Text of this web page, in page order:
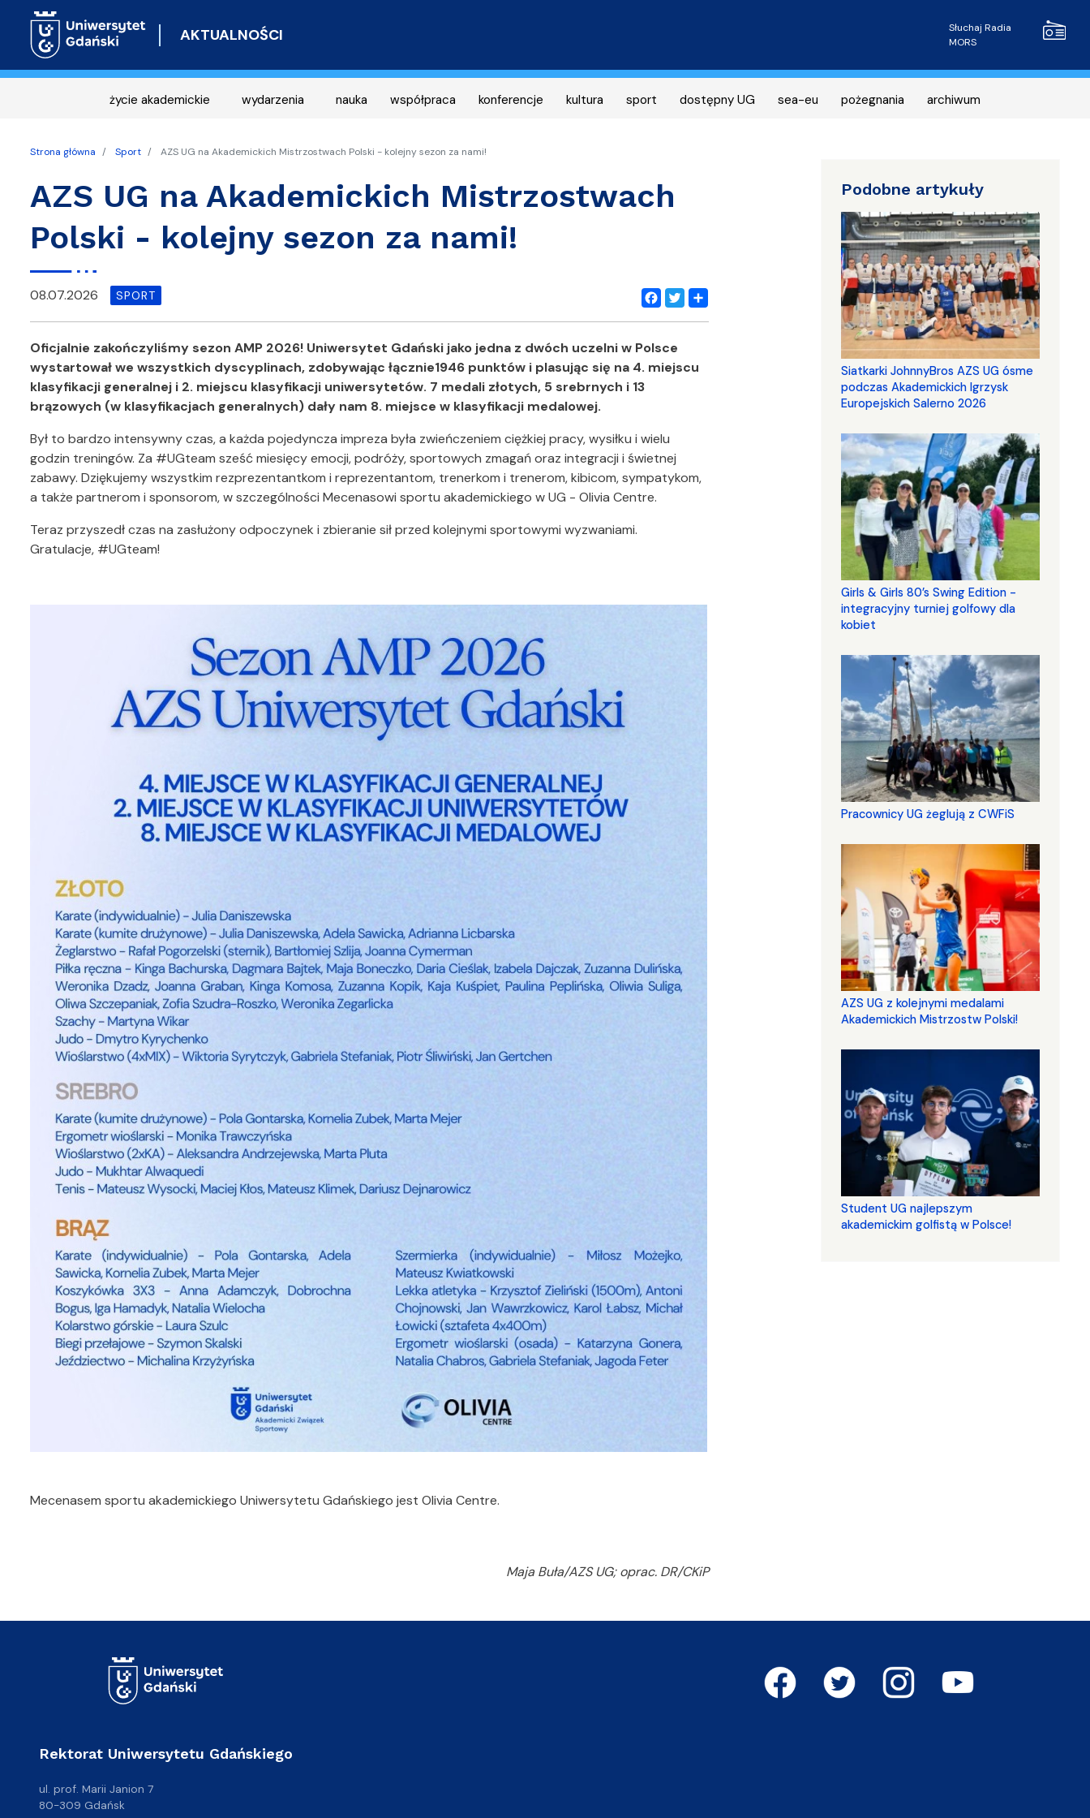
AKTUALNOŚCI Radio
Słuchaj Radia
MORS
życie akademickie wydarzenia nauka współpraca konferencje kultura sport dostępny UG sea-eu pożegnania archiwum
Strona główna Sport AZS UG na Akademickich Mistrzostwach Polski - kolejny sezon za nami!
AZS UG na Akademickich Mistrzostwach
Polski - kolejny sezon za nami!
Facebook
Twitter
Share
08.07.2026 SPORT
Oficjalnie zakończyliśmy sezon AMP 2026! Uniwersytet Gdański jako jedna z dwóch uczelni w Polsce
wystartował we wszystkich dyscyplinach, zdobywając łącznie1946 punktów i plasując się na 4. miejscu
klasyfikacji generalnej i 2. miejscu klasyfikacji uniwersytetów. 7 medali złotych, 5 srebrnych i 13
brązowych (w klasyfikacjach generalnych) dały nam 8. miejsce w klasyfikacji medalowej.
Był to bardzo intensywny czas, a każda pojedyncza impreza była zwieńczeniem ciężkiej pracy, wysiłku i wielu
godzin treningów. Za #UGteam sześć miesięcy emocji, podróży, sportowych zmagań oraz integracji i świetnej
zabawy. Dziękujemy wszystkim rezprezentantkom i reprezentantom, trenerkom i trenerom, kibicom, sympatykom,
a także partnerom i sponsorom, w szczególności Mecenasowi sportu akademickiego w UG - Olivia Centre.
Teraz przyszedł czas na zasłużony odpoczynek i zbieranie sił przed kolejnymi sportowymi wyzwaniami.
Gratulacje, #UGteam!
Mecenasem sportu akademickiego Uniwersytetu Gdańskiego jest Olivia Centre.
Maja Buła/AZS UG; oprac. DR/CKiP
Podobne artykuły
Siatkarki JohnnyBros AZS UG ósme
podczas Akademickich Igrzysk
Europejskich Salerno 2026
Girls & Girls 80’s Swing Edition -
integracyjny turniej golfowy dla
kobiet
Pracownicy UG żeglują z CWFiS
AZS UG z kolejnymi medalami
Akademickich Mistrzostw Polski!
Student UG najlepszym
akademickim golfistą w Polsce!
Rektorat Uniwersytetu Gdańskiego
ul. prof. Marii Janion 7
80-309 Gdańsk